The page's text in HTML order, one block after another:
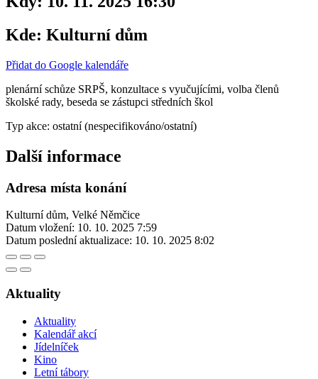
Kde: Kulturní dům
Přidat do Google kalendáře
plenární schůze SRPŠ, konzultace s vyučujícími, volba členů
školské rady, beseda se zástupci středních škol
Typ akce: ostatní (nespecifikováno/ostatní)
Další informace
Adresa místa konání
Kulturní dům, Velké Němčice
Datum vložení: 10. 10. 2025 7:59
Datum poslední aktualizace: 10. 10. 2025 8:02
Aktuality
Aktuality
Kalendář akcí
Jídelníček
Kino
Letní tábory